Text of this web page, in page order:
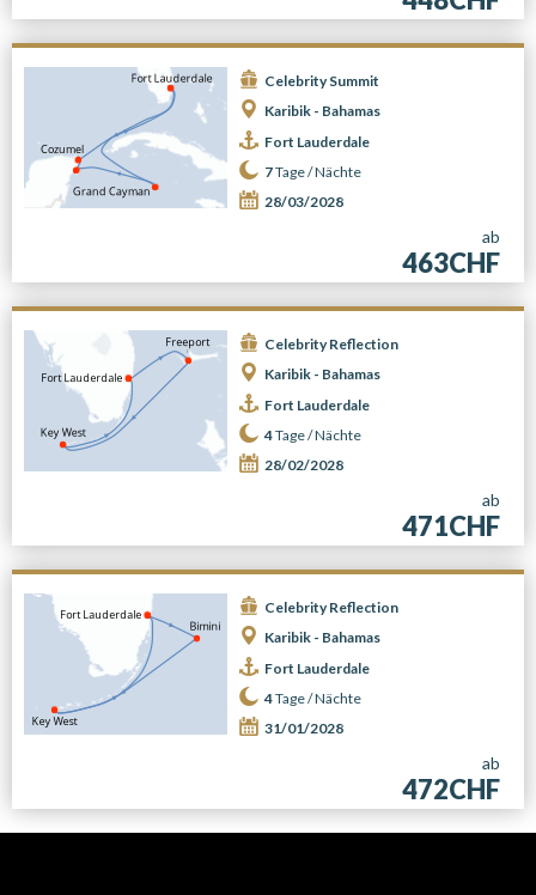
Celebrity Summit
Karibik - Bahamas
Fort Lauderdale
7Tage /Nächte
28/03/2028
ab
463CHF
Celebrity Reflection
Karibik - Bahamas
Fort Lauderdale
4Tage /Nächte
28/02/2028
ab
471CHF
Celebrity Reflection
Karibik - Bahamas
Fort Lauderdale
4Tage /Nächte
31/01/2028
ab
472CHF